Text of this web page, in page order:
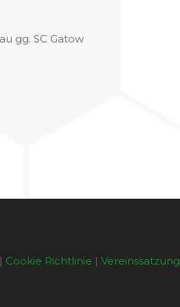
gg. SC Gatow
| Cookie Richtlinie |Vereinssatzung